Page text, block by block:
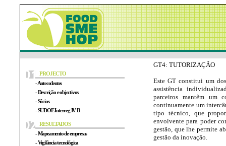
PROJECTO
- Antecedentes
- Descrição e objectivos
- Sócios
- SUDOE Interreg IV B
RESULTADOS
- Mapeamento de empresas
- Vigilância tecnológica
GT4: TUTORIZAÇÃO
Este GT constitui um
assistência
parceiros mantêm um
continuamente um
tipo técnico, que
envolvente para poder
gestão, que lhe permite
gestão da inovação.